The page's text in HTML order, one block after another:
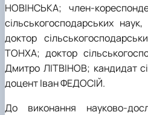
НОВІНСЬКА; член-
сільськогосподарських
доктор
ТОНХА; доктор
Дмитро ЛІТВІНОВ; кандидат
доцент Іван ФЕДОСІЙ.
До виконання науково-